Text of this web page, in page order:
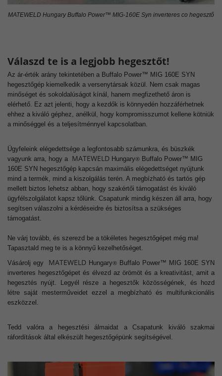
MATEWELD Hungary Buffalo Power™ MIG-160E Syn inverteres co hegesztő
Válaszd te is a legjobb hegesztőt!
Az ár-érték arány tekintetében a Buffalo Power™ MIG 160E SYN
hegesztőgép kiemelkedik a versenytársak közül. Nem csak magas
minőséget és sokoldalúságot kínál, hanem megfizethető áron is
elérhető. Ez azt jelenti, hogy a kezdők is könnyedén hozzáférhetnek
ehhez a kiváló géphez, anélkül, hogy kompromisszumot kellene kötniük
a minőséggel és a teljesítménnyel kapcsolatban.
Ügyfeleink elégedettsége a legfontosabb számunkra, és büszkék
vagyunk arra, hogy a MATEWELD Hungary® Buffalo Power™ MIG
160E SYN hegesztőgép kapcsán maximális elégedettséget nyújtunk
mind a termék, mind a kiszolgálás terén. A megbízható és tartós gép
mellett biztos lehetsz abban, hogy szakértői támogatást és kiváló
ügyfélszolgálatot kapsz tőlünk. Csapatunk mindig készen áll arra, hogy
segítsen válaszolni a kérdéseidre és biztosítsa a szükséges
támogatást.
Ne várj tovább, és szerezd be a tökéletes hegesztőgépet még ma!
Tapasztald meg te is a könnyű kezelhetőséget.
Vásárolj egy
MATEWELD Hungary® Buffalo Power™ MIG 160E SYN
inverteres hegesztőgépet és élvezd az örömöt és a kreativitást, amit a
hegesztés nyújt. Legyél része a hegesztők közösségének, és hozd
létre saját mesterműveidet ezzel a megbízható és multifunkcionális
eszközzel.
Tedd valóra a hegesztési álmaidat a Csapatunk kiváló szakmai
ráfordítások által elkészült hegesztőgépünk segítségével.